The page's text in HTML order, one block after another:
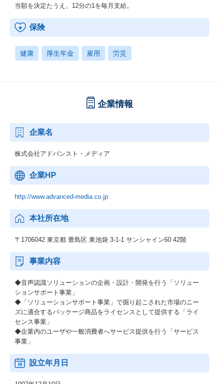
当額を決定たうえ、12分の1を毎月支給。
保険
健康 厚生年金 雇用 労災
企業情報
企業名
株式会社アドバンスト・メディア
企業HP
http://www.advanced-media.co.jp
本社所在地
〒1706042 東京都 豊島区 東池袋 3-1-1 サンシャイン60 42階
事業内容
◆音声認識ソリューションの企画・設計・開発を行う「ソリュー
ションサポート事業」
◆「ソリューションサポート事業」で掘り起こされた市場のニー
ズに適合するパッケージ商品をライセンスとして提供する「ライ
センス事業」
◆企業内のユーザや一般消費者へサービス提供を行う「サービス
事業」
設立年月日